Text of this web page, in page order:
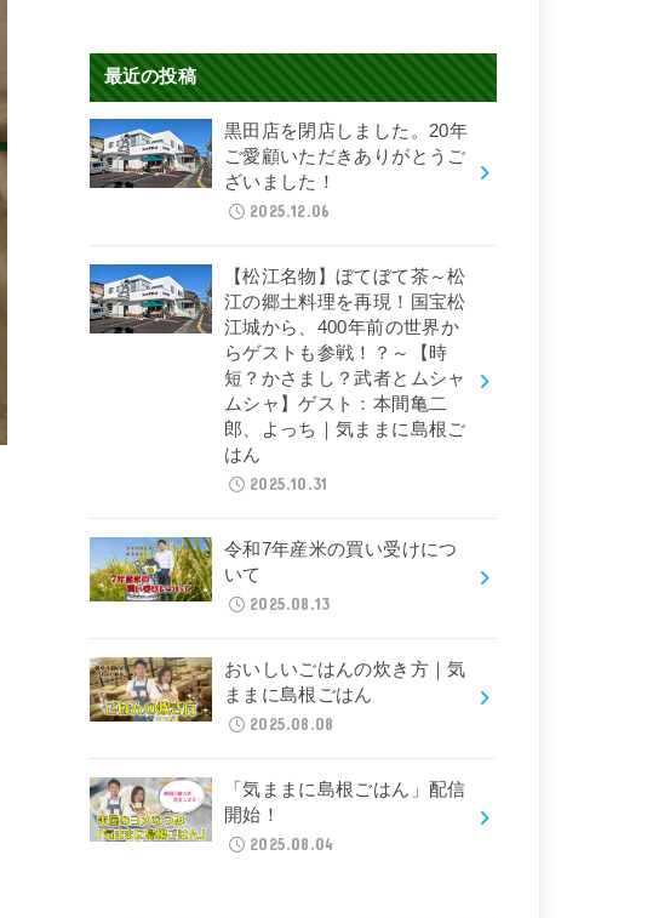
最近の投稿
黒田店を閉店しました。20年
ご愛顧いただきありがとうご
ざいました！
2025.12.06
【松江名物】ぼてぼて茶～松
江の郷土料理を再現！国宝松
江城から、400年前の世界か
らゲストも参戦！？～【時
短？かさまし？武者とムシャ
ムシャ】ゲスト：本間亀二
郎、よっち｜気ままに島根ご
はん
2025.10.31
令和7年産米の買い受けにつ
いて
2025.08.13
おいしいごはんの炊き方｜気
ままに島根ごはん
2025.08.08
「気ままに島根ごはん」配信
開始！
2025.08.04